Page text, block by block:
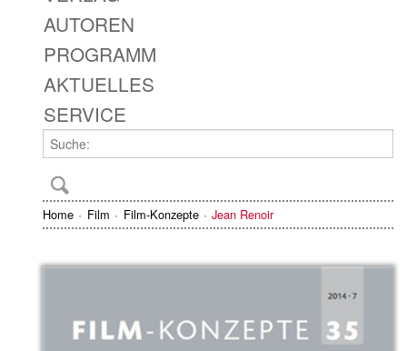
AUTOREN
PROGRAMM
AKTUELLES
SERVICE
Home Film Film-Konzepte Jean Renoir